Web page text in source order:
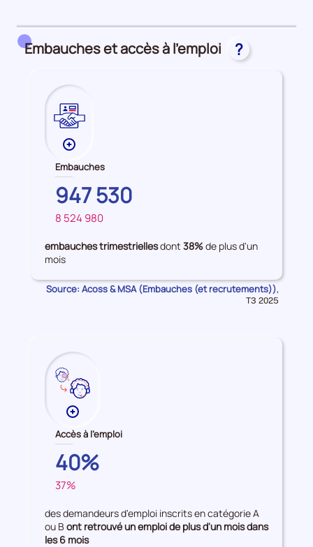
et
Embauches et accès à l’emploi ?
Plus
de
données
sur
les
Embauches
Embauches
AUVERGNE-
RHONE-
ALPES
947 530
FRANCE
8 524 980
embauches trimestriellesdont 38%de plus d'un
mois
Source: Acoss & MSA (Embauches (et recrutements)),
T3 2025
Plus
de
données
sur
les
Accès
l'emploi
Accès à l'emploi
AUVERGNE-
RHONE-
ALPES
40%
FRANCE
37%
des demandeurs d'emploi inscrits en catégorie A
ou Bont retrouvé un emploi de plus d'un mois dans
les 6 mois